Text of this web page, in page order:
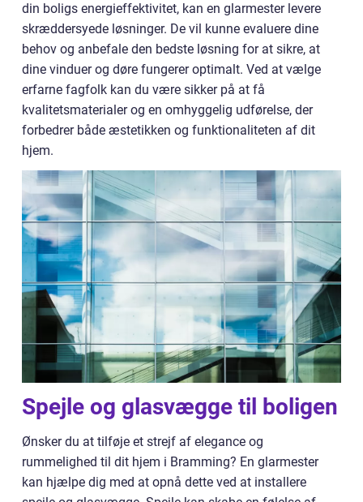
din boligs energieffektivitet, kan en glarmester levere
skræddersyede løsninger. De vil kunne evaluere dine
behov og anbefale den bedste løsning for at sikre, at
dine vinduer og døre fungerer optimalt. Ved at vælge
erfarne fagfolk kan du være sikker på at få
kvalitetsmaterialer og en omhyggelig udførelse, der
forbedrer både æstetikken og funktionaliteten af dit
hjem.
Spejle og glasvægge til boligen
Ønsker du at tilføje et strejf af elegance og
rummelighed til dit hjem i Bramming? En glarmester
kan hjælpe dig med at opnå dette ved at installere